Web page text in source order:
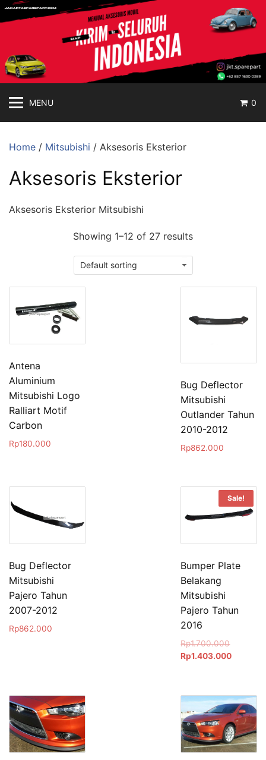
Langsung
ke
jakartasparepart
Online
MENU 0
Home / Mitsubishi / Aksesoris Eksterior
Aksesoris Eksterior
Aksesoris Eksterior Mitsubishi
Showing 1–12 of 27 results
Antena
Aluminium
Mitsubishi Logo
Ralliart Motif
Carbon
Rp180.000
Bug Deflector
Mitsubishi
Outlander Tahun
2010-2012
Rp862.000
Bug Deflector
Mitsubishi
Pajero Tahun
2007-2012
Rp862.000
Sale!
Bumper Plate
Belakang
Mitsubishi
Pajero Tahun
2016
Rp1.700.000Original
price
Rp1.403.000Current